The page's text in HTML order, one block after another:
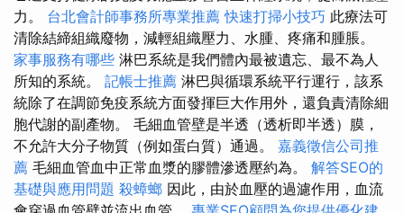
力。 台北會計師事務所專業推薦 快速打掃小技巧 此療法可
清除結締組織廢物，減輕組織壓力、水腫、疼痛和腫脹。
家事服務有哪些 淋巴系統是我們體內最被遺忘、最不為人
所知的系統。 記帳士推薦 淋巴與循環系統平行運行，該系
統除了在調節免疫系統方面發揮巨大作用外，還負責清除細
胞代謝的副產物。 毛細血管壁是半透（透析即半透）膜，
不允許大分子物質（例如蛋白質）通過。 嘉義徵信公司推
薦 毛細血管血中正常血漿的膠體滲透壓約為。 解答SEO的
基礎與應用問題 殺蟑螂 因此，由於血壓的過濾作用，血流